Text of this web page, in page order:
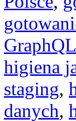
GraphQL
higiena
staging,
danych,